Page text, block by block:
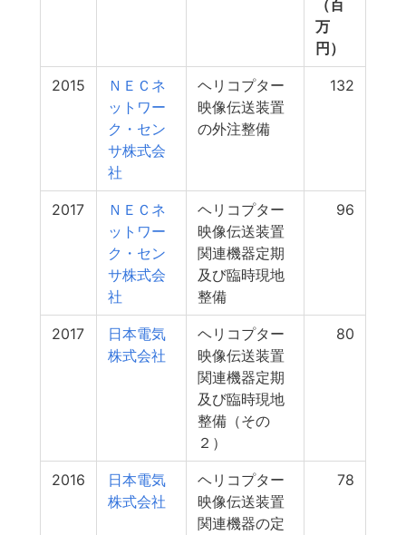
（百
万
円）
2015
ＮＥＣネ
ットワー
ク・セン
サ株式会
社
ヘリコプター
映像伝送装置
の外注整備
132
2017
ＮＥＣネ
ットワー
ク・セン
サ株式会
社
ヘリコプター
映像伝送装置
関連機器定期
及び臨時現地
整備
96
2017
日本電気
株式会社
ヘリコプター
映像伝送装置
関連機器定期
及び臨時現地
整備（その
２）
80
2016
日本電気
株式会社
ヘリコプター
映像伝送装置
関連機器の定
78